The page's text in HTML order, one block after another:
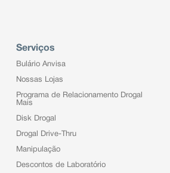
Serviços
Bulário Anvisa
Nossas Lojas
Programa de Relacionamento Drogal
Mais
Disk Drogal
Drogal Drive-Thru
Manipulação
Descontos de Laboratório